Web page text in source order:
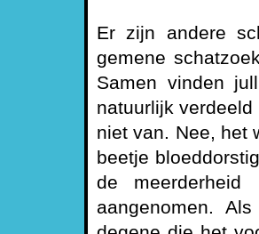
Er zijn andere
gemene
Samen vinden
natuurlijk
niet van. Nee, het
beetje
de
aangenomen.